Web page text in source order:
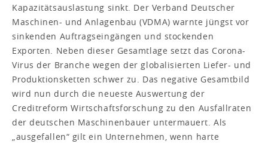
Kapazitätsauslastung sinkt. Der Verband Deutscher
Maschinen- und Anlagenbau (VDMA) warnte jüngst vor
sinkenden Auftragseingängen und stockenden
Exporten. Neben dieser Gesamtlage setzt das Corona-
Virus der Branche wegen der globalisierten Liefer- und
Produktionsketten schwer zu. Das negative Gesamtbild
wird nun durch die neueste Auswertung der
Creditreform Wirtschaftsforschung zu den Ausfallraten
der deutschen Maschinenbauer untermauert. Als
„ausgefallen“ gilt ein Unternehmen, wenn harte